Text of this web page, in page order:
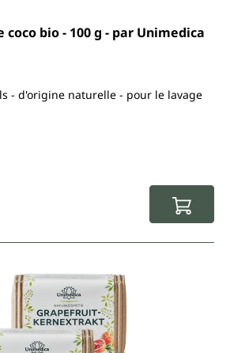
sur 5 étoiles
coco bio - 100 g - par Unimedica
- d'origine naturelle - pour le lavage